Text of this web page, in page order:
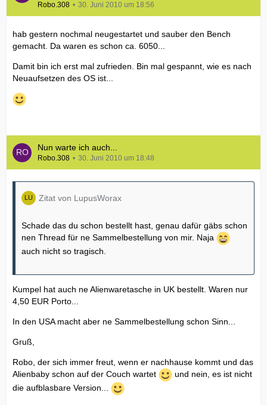
Robo.308 30. Juni 2010 um 18:56
hab gestern nochmal neugestartet und sauber den Bench
gemacht. Da waren es schon ca. 6050...
Damit bin ich erst mal zufrieden. Bin mal gespannt, wie es nach
Neuaufsetzen des OS ist...
Nun warte ich auch...
Robo.308 30. Juni 2010 um 18:48
Zitat von LupusWorax
Schade das du schon bestellt hast, genau dafür gäbs schon
nen Thread für ne Sammelbestellung von mir. Naja
auch nicht so tragisch.
Kumpel hat auch ne Alienwaretasche in UK bestellt. Waren nur
4,50 EUR Porto...
In den USA macht aber ne Sammelbestellung schon Sinn...
Gruß,
Robo, der sich immer freut, wenn er nachhause kommt und das
Alienbaby schon auf der Couch wartet
und nein, es ist nicht
die aufblasbare Version...